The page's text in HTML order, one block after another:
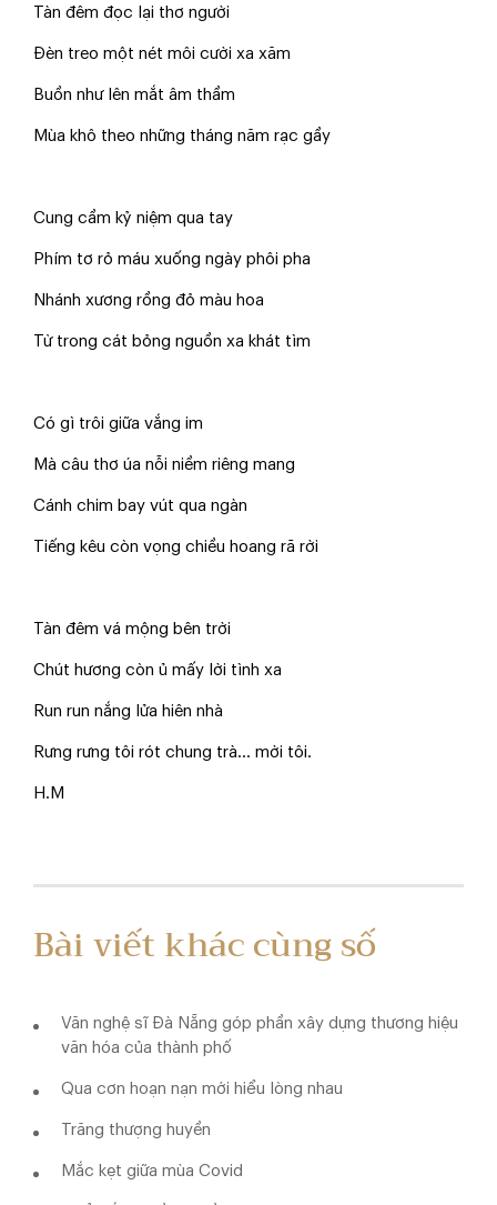
Tàn đêm đọc lại thơ người
Đèn treo một nét môi cười xa xăm
Buồn như lên mắt âm thầm
Mùa khô theo những tháng năm rạc gầy
Cung cầm kỷ niệm qua tay
Phím tơ rỏ máu xuống ngày phôi pha
Nhánh xương rồng đỏ màu hoa
Từ trong cát bỏng nguồn xa khát tìm
Có gì trôi giữa vắng im
Mà câu thơ úa nỗi niềm riêng mang
Cánh chim bay vút qua ngàn
Tiếng kêu còn vọng chiều hoang rã rời
Tàn đêm vá mộng bên trời
Chút hương còn ủ mấy lời tình xa
Run run nắng lửa hiên nhà
Rưng rưng tôi rót chung trà... mời tôi.
H.M
Bài viết khác cùng số
Văn nghệ sĩ Đà Nẵng góp phần xây dựng thương hiệu
văn hóa của thành phố
Qua cơn hoạn nạn mới hiểu lòng nhau
Trăng thượng huyền
Mắc kẹt giữa mùa Covid